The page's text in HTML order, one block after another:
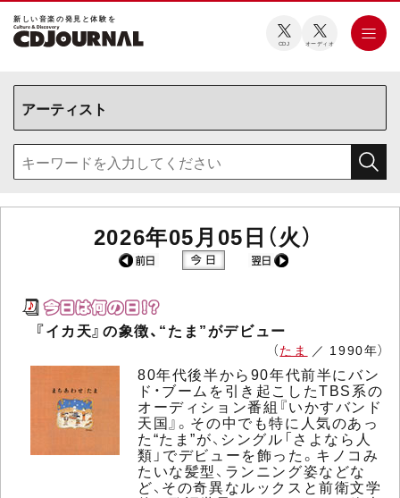
新しい⾳楽の発⾒と体験を
CDJ オーディオ
2026年05月05日（火）
『イカ天』の象徴、“たま”がデビュー
（たま ／ 1990年）
80年代後半から90年代前半にバン
ド・ブームを引き起こしたTBS系の
オーディション番組『いかすバンド
天国』。その中でも特に人気のあっ
た“たま”が、シングル「さよなら人
類」でデビューを飾った。キノコみ
たいな髪型、ランニング姿などな
ど、その奇異なルックスと前衛文学